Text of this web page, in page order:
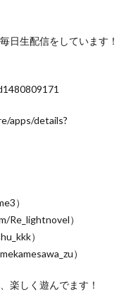
日生配信をしています！
apps/details?
）
）
）
）
楽しく遊んでます！